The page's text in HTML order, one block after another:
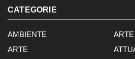
CATEGORIE
AMBIENTE
ARTE
ARTE